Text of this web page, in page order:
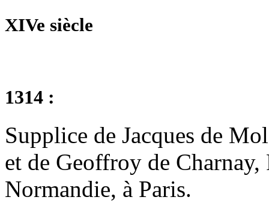
XIVe siècle
1314 :
Supplice de Jacques de
et de Geoffroy de
Normandie, à Paris.